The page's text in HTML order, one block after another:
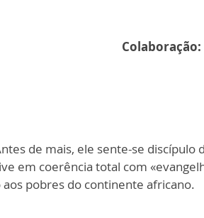
de mais, ele sente-se discípulo
em coerência total com
pobres do continente africano.